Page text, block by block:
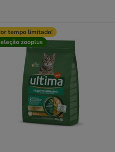
tempo limitado!
zooplus